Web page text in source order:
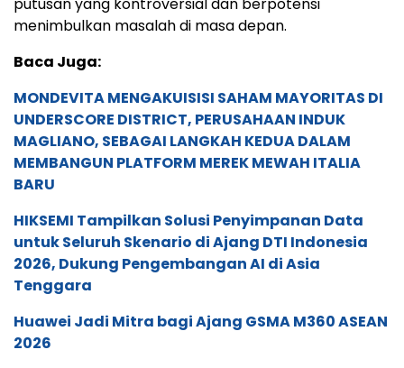
putusan yang kontroversial dan berpotensi
menimbulkan masalah di masa depan.
Baca Juga:
MONDEVITA MENGAKUISISI SAHAM MAYORITAS DI
UNDERSCORE DISTRICT, PERUSAHAAN INDUK
MAGLIANO, SEBAGAI LANGKAH KEDUA DALAM
MEMBANGUN PLATFORM MEREK MEWAH ITALIA
BARU
HIKSEMI Tampilkan Solusi Penyimpanan Data
untuk Seluruh Skenario di Ajang DTI Indonesia
2026, Dukung Pengembangan AI di Asia
Tenggara
Huawei Jadi Mitra bagi Ajang GSMA M360 ASEAN
2026